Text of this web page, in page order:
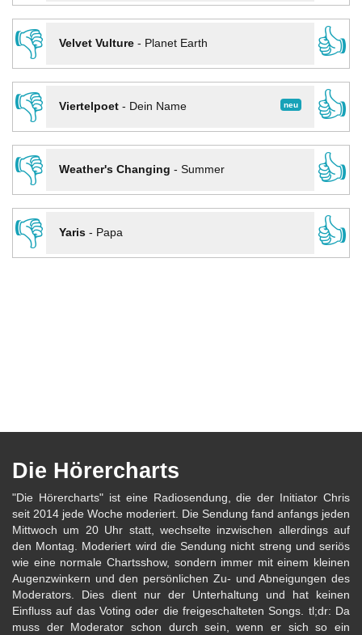
👎
Velvet Vulture- Planet Earth
👍
👎
neu
Viertelpoet- Dein Name
👍
👎
Weather's Changing - Summer
👍
👎
Yaris- Papa 👍
Die Hörercharts
"Die Hörercharts" ist eine Radiosendung, die der Initiator Chris
seit 2014 jede Woche moderiert. Die Sendung fand anfangs jeden
Mittwoch um 20 Uhr statt, wechselte inzwischen allerdings auf
den Montag. Moderiert wird die Sendung nicht streng und seriös
wie eine normale Chartsshow, sondern immer mit einem kleinen
Augenzwinkern und den persönlichen Zu- und Abneigungen des
Moderators. Dies dient nur der Unterhaltung und hat keinen
Einfluss auf das Voting oder die freigeschalteten Songs. tl;dr: Da
muss der Moderator schon durch sein, wenn er sich so ein